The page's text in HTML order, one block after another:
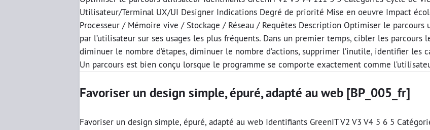
Utilisateur/Terminal UX/UI Designer Indications Degré de priorité Mise en oeuvre Impact
Processeur / Mémoire vive / Stockage / Réseau / Requêtes Description Optimiser le
par l’utilisateur sur ses usages les plus fréquents. Dans un premier temps, cibler les
diminuer le nombre d’étapes, diminuer le nombre d’actions, supprimer l’inutile, identifier les
Un parcours est bien conçu lorsque le programme se comporte exactement comme
Favoriser un design simple, épuré, adapté au web [BP_005_fr]
Favoriser un design simple, épuré, adapté au web Identifiants GreenIT V2 V3 V4 5 6 5